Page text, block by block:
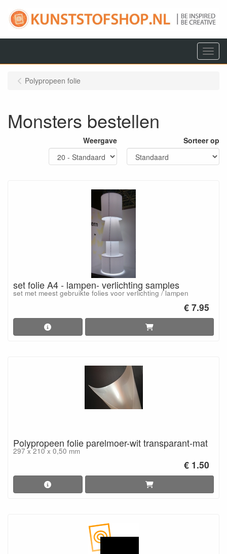
Menu
Polypropeen folie
Monsters bestellen
Weergave Sorteer op
set folie A4 - lampen- verlichting samples
set met meest gebruikte folies voor verlichting / lampen
€ 7.95
Polypropeen folie parelmoer-wit transparant-mat
297 x 210 x 0,50 mm
€ 1.50